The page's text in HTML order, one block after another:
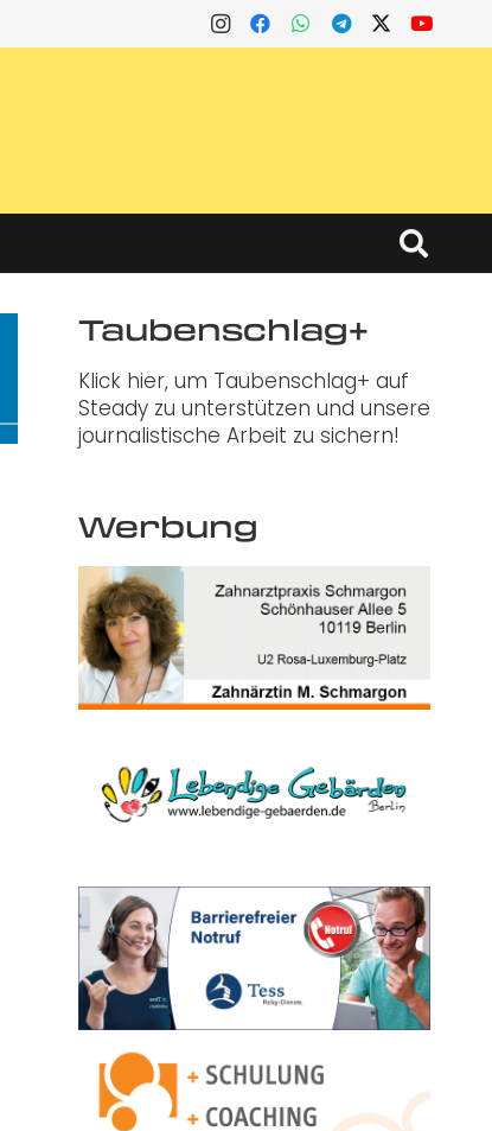
Taubenschlag+
Klick hier, um Taubenschlag+ auf
Steady zu unterstützen und unsere
journalistische Arbeit zu sichern!
Werbung